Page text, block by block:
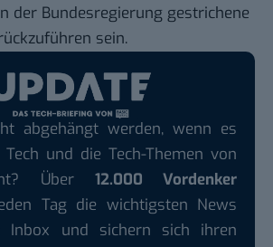
der Bundesregierung gestrichene
sein.
abgehängt werden, wenn es
Tech und die Tech-Themen von
Über 12.000 Vordenker
Tag die wichtigsten News
und sichern sich ihren